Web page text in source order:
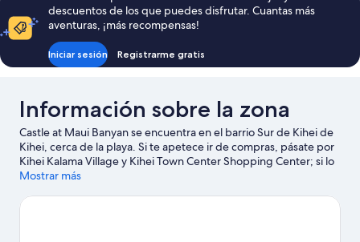
446 €
descuentos de los que puedes disfrutar. Cuantas más
aventuras, ¡más recompensas!
Iniciar sesión Registrarme gratis
Información sobre la zona
Castle at Maui Banyan se encuentra en el barrio Sur de Kihei de
Kihei, cerca de la playa. Si te apetece ir de compras, pásate por
Kihei Kalama Village y Kihei Town Center Shopping Center; si lo
que quieres es apreciar la belleza natural de la región, visita
disfrutar de una noche diferente, apunta: Grand Wailea y da
Mostrar más